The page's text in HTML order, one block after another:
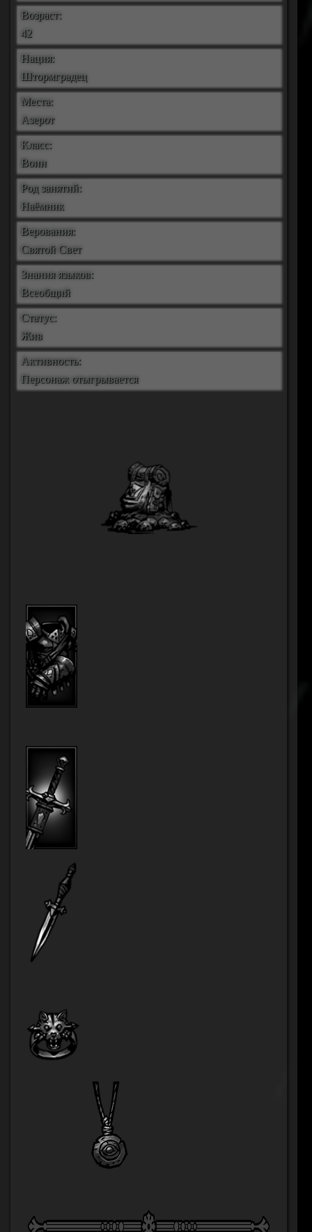
Возраст:
42
Нация:
Штормградец
Места:
Азерот
Класс:
Воин
Род занятий:
Наёмник
Верования:
Святой Свет
Знания языков:
Всеобщий
Статус:
Жив
Активность:
Персонаж отыгрывается